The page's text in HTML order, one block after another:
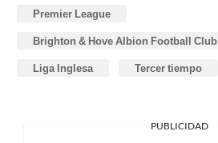
Premier League
Brighton & Hove Albion Football Club
Liga Inglesa Tercer tiempo
PUBLICIDAD